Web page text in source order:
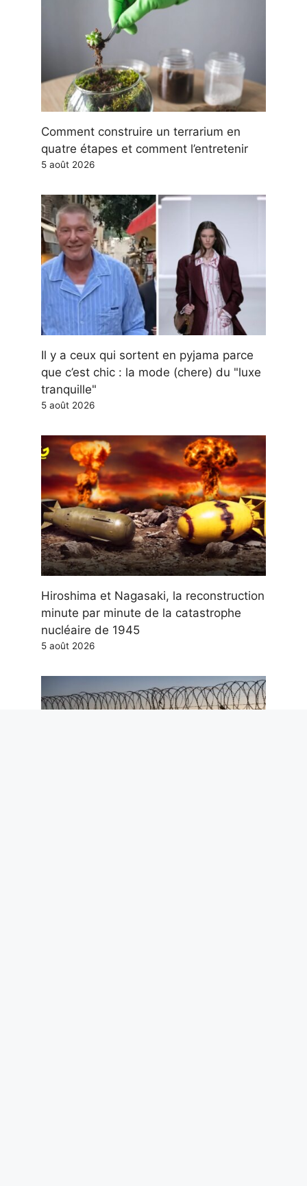
Comment construire un terrarium en
quatre étapes et comment l’entretenir
5 août 2026
Il y a ceux qui sortent en pyjama parce
que c’est chic : la mode (chere) du "luxe
tranquille"
5 août 2026
Hiroshima et Nagasaki, la reconstruction
minute par minute de la catastrophe
nucléaire de 1945
5 août 2026